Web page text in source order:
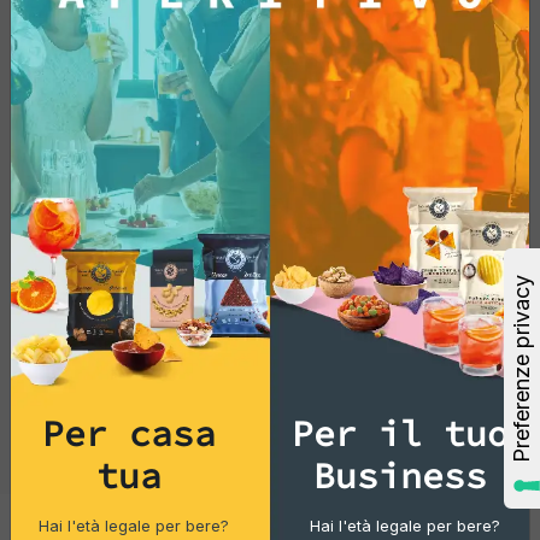
Per casa
tua
Hai l'età legale per bere?
Per il tuo
Business
Hai l'età legale per bere?